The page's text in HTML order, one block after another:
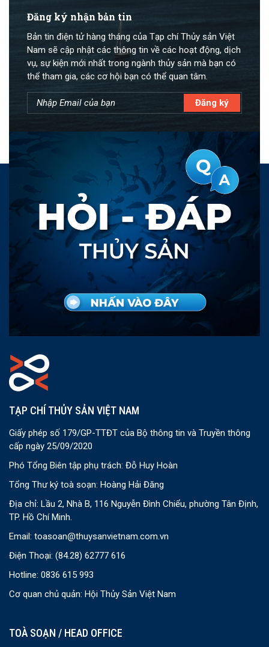
Đăng ký nhận bản tin
Bản tin điện tử hàng tháng của Tạp chí Thủy sản Việt
Nam sẽ cập nhật các thông tin về các hoạt động, dịch
vụ, sự kiện mới nhất trong ngành thủy sản mà bạn có
thể tham gia, các cơ hội bạn có thể quan tâm.
TẠP CHÍ THỦY SẢN VIỆT NAM
Giấy phép số 179/GP-TTĐT của Bộ thông tin và Truyền thông
cấp ngày 25/09/2020
Phó Tổng Biên tập phụ trách: Đỗ Huy Hoàn
Tổng Thư ký toà soạn: Hoàng Hải Đăng
Địa chỉ: Lầu 2, Nhà B, 116 Nguyễn Đình Chiểu, phường Tân Định,
TP. Hồ Chí Minh.
Email: toasoan@thuysanvietnam.com.vn
Điện Thoại: (84.28) 62777 616
Hotline: 0836 615 993
Cơ quan chủ quản: Hội Thủy Sản Việt Nam
TOÀ SOẠN / HEAD OFFICE